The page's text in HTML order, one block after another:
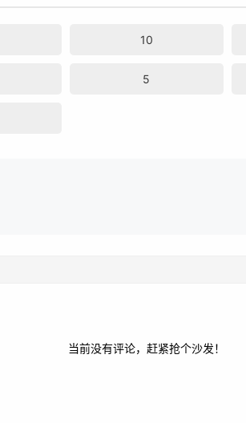
10
5
当前没有评论，赶紧抢个沙发！